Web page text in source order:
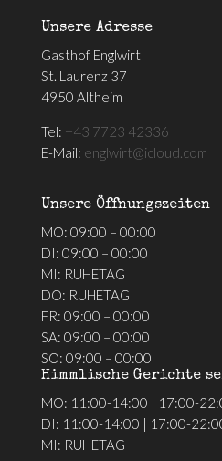
Unsere Adresse
Gasthof Englwirt
St. Laurenz 37
4950 Altheim
Tel: +43 7723 42336
E-Mail: englwirt@icloud.com
Unsere Öffnungszeiten
MO: 09:00 – 00:00
DI: 09:00 – 00:00
MI: RUHETAG
DO: RUHETAG
FR: 09:00 – 00:00
SA: 09:00 – 00:00
SO: 09:00 – 00:00
Himmlische Gerichte
MO: 11:00-14:00 | 17:00-
DI: 11:00-14:00 | 17:00-
MI: RUHETAG